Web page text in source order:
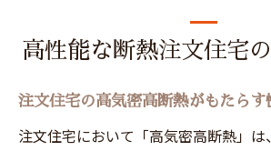
高性能な断熱注文住宅
注文住宅の高気密高断熱がもたらす
注文住宅において「高気密高断熱」は